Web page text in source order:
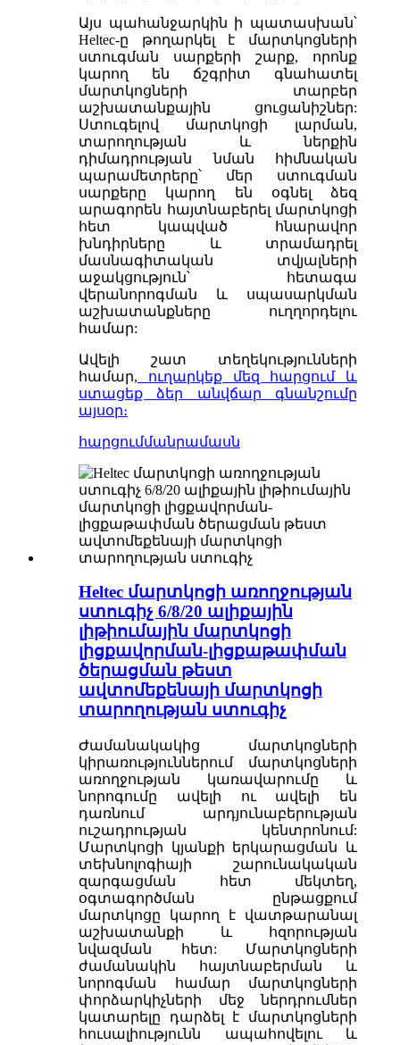
Այս պահանջարկին ի պատասխան՝
Heltec-ը թողարկել է մարտկոցների
ստուգման սարքերի շարք, որոնք
կարող են ճշգրիտ գնահատել
մարտկոցների տարբեր
աշխատանքային ցուցանիշներ:
Ստուգելով մարտկոցի լարման,
տարողության և ներքին
դիմադրության նման հիմնական
պարամետրերը՝ մեր ստուգման
սարքերը կարող են օգնել ձեզ
արագորեն հայտնաբերել մարտկոցի
հետ կապված հնարավոր
խնդիրները և տրամադրել
մասնագիտական ​​տվյալների
աջակցություն՝ հետագա
վերանորոգման և սպասարկման
աշխատանքները ուղղորդելու
համար:
Ավելի շատ տեղեկությունների
համար,
ուղարկեք մեզ հարցում և
ստացեք ձեր անվճար գնանշումը
այսօր։
հարցումմանրամասն
Heltec մարտկոցի առողջության
ստուգիչ 6/8/20 ալիքային
լիթիումային մարտկոցի
լիցքավորման-լիցքաթափման
ծերացման թեստ
ավտոմեքենայի մարտկոցի
տարողության ստուգիչ
Ժամանակակից մարտկոցների
կիրառություններում մարտկոցների
առողջության կառավարումը և
նորոգումը ավելի ու ավելի են
դառնում արդյունաբերության
ուշադրության կենտրոնում:
Մարտկոցի կյանքի երկարացման և
տեխնոլոգիայի շարունակական
զարգացման հետ մեկտեղ,
օգտագործման ընթացքում
մարտկոցը կարող է վատթարանալ
աշխատանքի և հզորության
նվազման հետ: Մարտկոցների
ժամանակին հայտնաբերման և
նորոգման համար մարտկոցների
փորձարկիչների մեջ ներդրումներ
կատարելը դարձել է մարտկոցների
հուսալիությունն ապահովելու և